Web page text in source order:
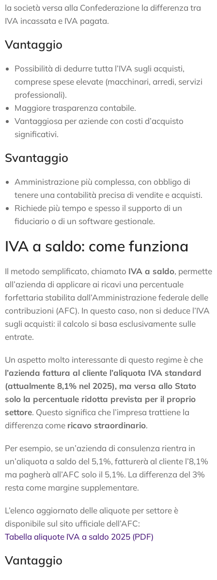
la società versa alla Confederazione la differenza tra
IVA incassata e IVA pagata.
Vantaggio
Possibilità di dedurre tutta l’IVA sugli acquisti,
comprese spese elevate (macchinari, arredi, servizi
professionali).
Maggiore trasparenza contabile.
Vantaggiosa per aziende con costi d’acquisto
significativi.
Svantaggio
Amministrazione più complessa, con obbligo di
tenere una contabilità precisa di vendite e acquisti.
Richiede più tempo e spesso il supporto di un
fiduciario o di un software gestionale.
IVA a saldo: come funziona
Il metodo semplificato, chiamato IVA a saldo, permette
all’azienda di applicare ai ricavi una percentuale
forfettaria stabilita dall’Amministrazione federale delle
contribuzioni (AFC). In questo caso, non si deduce l’IVA
sugli acquisti: il calcolo si basa esclusivamente sulle
entrate.
Un aspetto molto interessante di questo regime è che
l’azienda fattura al cliente l’aliquota IVA standard
(attualmente 8,1% nel 2025), ma versa allo Stato
solo la percentuale ridotta prevista per il proprio
settore. Questo significa che l’impresa trattiene la
differenza come ricavo straordinario.
Per esempio, se un’azienda di consulenza rientra in
un’aliquota a saldo del 5,1%, fatturerà al cliente l’8,1%
ma pagherà all’AFC solo il 5,1%. La differenza del 3%
resta come margine supplementare.
L’elenco aggiornato delle aliquote per settore è
disponibile sul sito ufficiale dell’AFC:
Tabella aliquote IVA a saldo 2025 (PDF)
Vantaggio